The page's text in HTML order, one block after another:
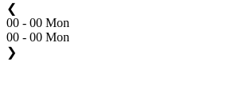
❮
00 - 00 Mon
00 - 00 Mon
❯